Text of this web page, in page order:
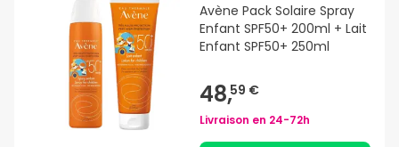
Avène Pack Solaire Spray
Enfant SPF50+ 200ml + Lait
Enfant SPF50+ 250ml
48,59 €
Livraison en 24-72h